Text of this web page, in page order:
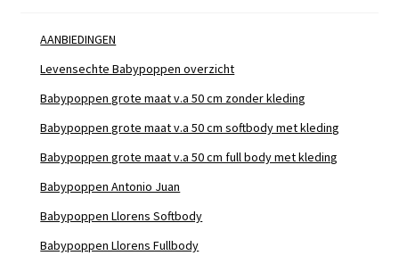
AANBIEDINGEN
Levensechte Babypoppen overzicht
Babypoppen grote maat v.a 50 cm zonder kleding
Babypoppen grote maat v.a 50 cm softbody met kleding
Babypoppen grote maat v.a 50 cm full body met kleding
Babypoppen Antonio Juan
Babypoppen Llorens Softbody
Babypoppen Llorens Fullbody